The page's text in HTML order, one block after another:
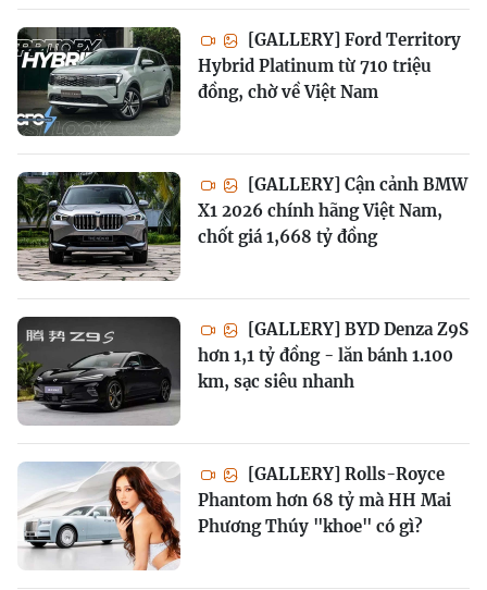
[GALLERY] Ford Territory
Hybrid Platinum từ 710 triệu
đồng, chờ về Việt Nam
[GALLERY] Cận cảnh BMW
X1 2026 chính hãng Việt Nam,
chốt giá 1,668 tỷ đồng
[GALLERY] BYD Denza Z9S
hơn 1,1 tỷ đồng - lăn bánh 1.100
km, sạc siêu nhanh
[GALLERY] Rolls-Royce
Phantom hơn 68 tỷ mà HH Mai
Phương Thúy "khoe" có gì?